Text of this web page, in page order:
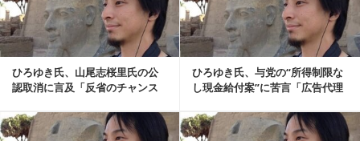
ひろゆき氏、山尾志桜里氏の公
認取消に言及「反省のチャンス
ひろゆき氏、与党の“所得制限な
し現金給付案”に苦言「広告代理
記事を読む